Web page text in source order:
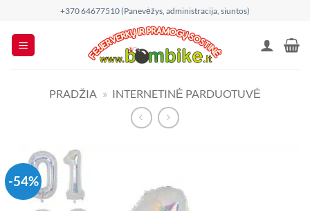
content
+370 64677510 (Panevėžys, administracija, siuntos)
PRADŽIA » INTERNETINĖ PARDUOTUVĖ
-54%